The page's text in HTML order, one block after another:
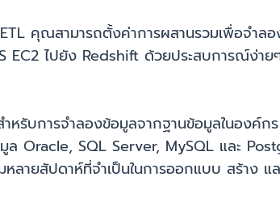
คุณสามารถตั้งค่าการผสานรวมเพื่อจำล
EC2 ไปยัง Redshift ด้วยประสบการณ์ง่า
หรับการจำลองข้อมูลจากฐานข้อมูลในองค์ก
Oracle, SQL Server, MySQL และ
ลายสัปดาห์ที่จำเป็นในการออกแบบ สร้าง แ